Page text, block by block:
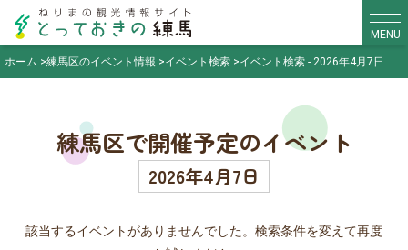
MENU
ホーム
練馬区のイベント情報 イベント検索 イベント検索 - 2026年4月7日
練馬区で開催予定のイベント
2026年4月7日
該当するイベントがありませんでした。検索条件を変えて再度